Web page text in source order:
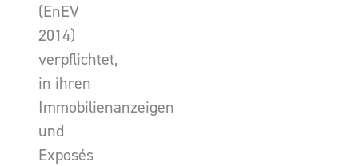
(EnEV
2014)
verpflichtet,
in ihren
Immobilienanzeigen
und
Exposés